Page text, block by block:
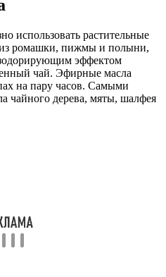
использовать растительные
из ромашки, пижмы и полыни,
эффектом
чай. Эфирные масла
на пару часов. Самыми
чайного дерева, мяты, шалфея